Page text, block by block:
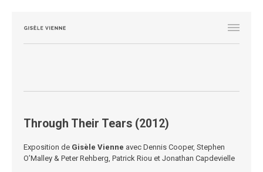
Through Their Tears (2012)
Exposition de Gisèle Vienne avec Dennis Cooper, Stephen
O’Malley & Peter Rehberg, Patrick Riou et Jonathan Capdevielle